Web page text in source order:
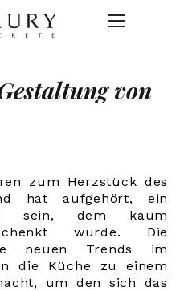
von
zum Herzstück des
hat aufgehört, ein
sein, dem kaum
wurde. Die
neuen Trends im
die Küche zu einem
um den sich das